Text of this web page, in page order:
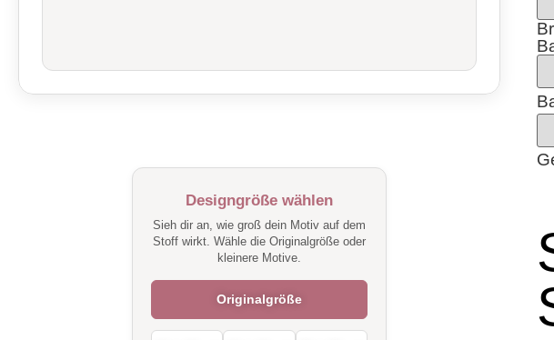
Designgröße wählen
Sieh dir an, wie groß dein Motiv auf dem
Stoff wirkt. Wähle die Originalgröße oder
kleinere Motive.
Originalgröße